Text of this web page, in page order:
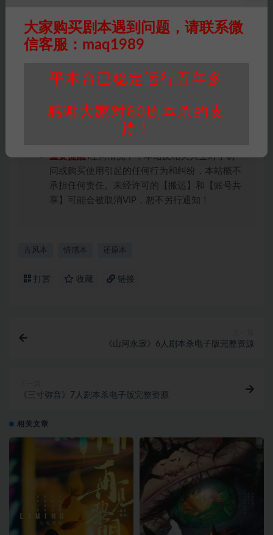
版权归属：本站提供的任何剧本杀资源内容的版
权均属于机关版权或权利人。如有侵权，请发邮
件通知并提供相关证实资料至邮箱
会在三天内下架相关剧本攻略。
身价值，本站积分为本站收取的赞助费，用于本
站整理资料的时间成本及网站运营所需支出费
重要提醒∶任何情况下，本站及相关人士对于访
问或购买使用引起的任何行为和纠纷，本站概不
承担任何责任。未经许可的【搬运】和【账号共
享】可能会被取消VIP，恕不另行通知！
古风本 情感本 还原本
打赏 收藏 链接
《山河永寂》6人剧本杀电子版完整资源
《三寸弥音》7人剧本杀电子版完整资源
相关文章
大家购买剧本遇到问题，请联系微
信客服：maq1989
平本台已稳定运行五年多
感谢大家对80剧本杀的支
持！